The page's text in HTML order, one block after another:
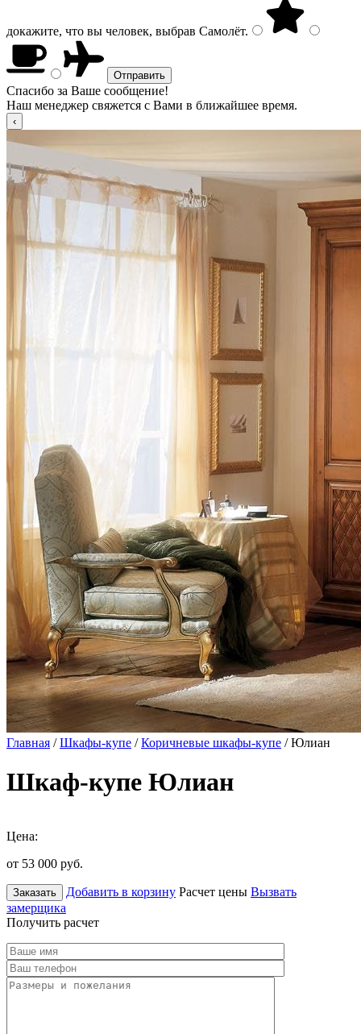
докажите, что вы человек, выбрав Самолёт.
Спасибо за Ваше сообщение!
Наш менеджер свяжется с Вами в ближайшее время.
Главная /Шкафы-купе /Коричневые шкафы-купе / Юлиан
Шкаф-купе Юлиан
Цена:
от 53 000 руб.
Заказать Добавить в корзину Расчет цены Вызвать
замерщика
Получить расчет